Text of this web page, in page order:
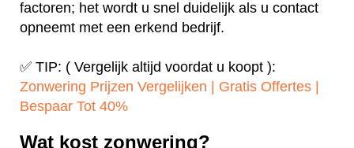
factoren; het wordt u snel duidelijk als u contact
opneemt met een erkend bedrijf.
✅ TIP: ( Vergelijk altijd voordat u koopt ):
Zonwering Prijzen Vergelijken | Gratis Offertes |
Bespaar Tot 40%‎
Wat kost zonwering?